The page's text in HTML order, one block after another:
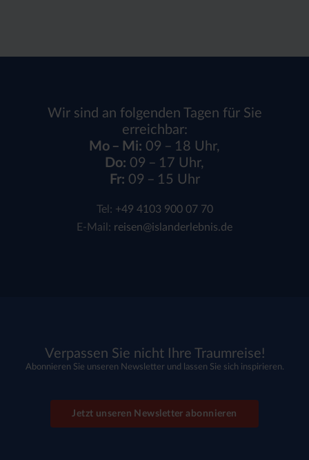
Wir sind an folgenden Tagen für Sie
erreichbar:
Mo – Mi: 09 – 18 Uhr,
Do: 09 – 17 Uhr,
Fr: 09 – 15 Uhr
Tel: +49 4103 900 07 70
E-Mail: reisen@islanderlebnis.de
Verpassen Sie nicht Ihre Traumreise!
Abonnieren Sie unseren Newsletter und lassen Sie sich inspirieren.
Jetzt unseren Newsletter abonnieren